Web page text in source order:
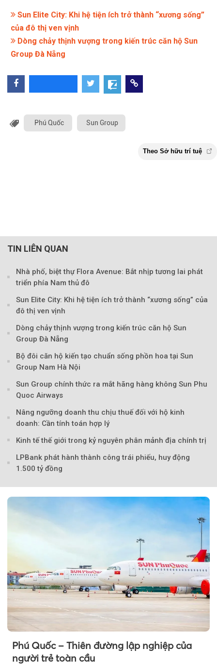
Sun Elite City: Khi hệ tiện ích trở thành “xương sống”
của đô thị ven vịnh
Dòng chảy thịnh vượng trong kiến trúc căn hộ Sun
Group Đà Nẵng
Phú Quốc Sun Group
Theo Sở hữu trí
TIN LIÊN QUAN
Nhà phố, biệt thự Flora Avenue: Bắt nhịp tương lai phát
triển phía Nam thủ đô
Sun Elite City: Khi hệ tiện ích trở thành “xương sống” của
đô thị ven vịnh
Dòng chảy thịnh vượng trong kiến trúc căn hộ Sun
Group Đà Nẵng
Bộ đôi căn hộ kiến tạo chuẩn sống phồn hoa tại Sun
Group Nam Hà Nội
Sun Group chính thức ra mắt hãng hàng không Sun Phu
Quoc Airways
Nâng ngưỡng doanh thu chịu thuế đối với hộ kinh
doanh: Cần tính toán hợp lý
Kinh tế thế giới trong kỷ nguyên phân mảnh địa chính trị
LPBank phát hành thành công trái phiếu, huy động
1.500 tỷ đồng
Phú Quốc – Thiên đường lập nghiệp của
người trẻ toàn cầu